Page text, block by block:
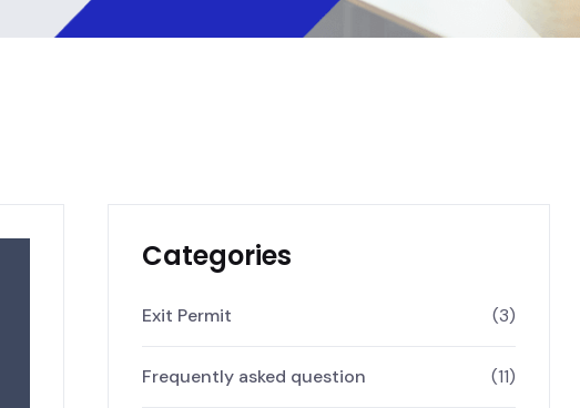
Categories
Exit Permit (3)
Frequently asked question (11)